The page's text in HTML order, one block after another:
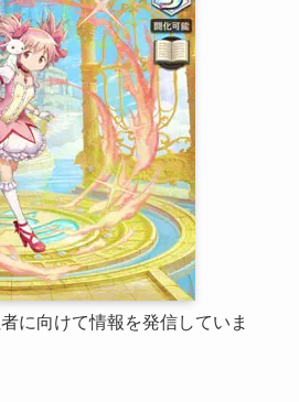
に向けて情報を発信していま